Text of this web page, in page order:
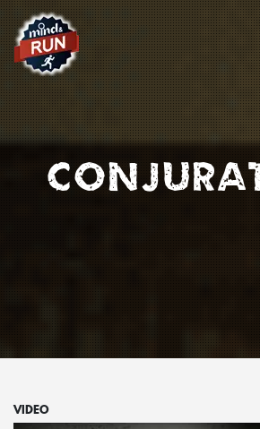
VIDEO
Chers joueurs, Nous sommes
fermés suite à un dégât des
l'ensemble de notre
Les travaux avancent et nous
prochainement avec des
votre soutien
(Toutes les cartes-cadeaux
temps de